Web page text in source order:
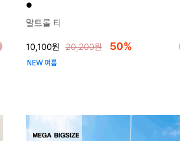
●
말트롤 티
10,100원 20,200원 50%